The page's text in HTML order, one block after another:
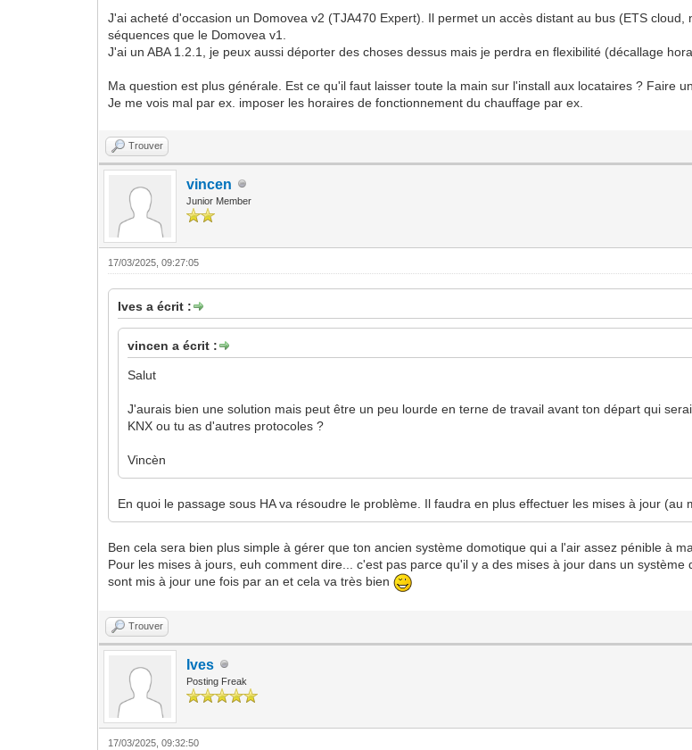
J'ai acheté d'occasion un Domovea v2 (TJA470 Expert). Il permet un accès distant au bus (ETS
séquences que le Domovea v1.
J'ai un ABA 1.2.1, je peux aussi déporter des choses dessus mais je perdra en flexibilité (décallage
Ma question est plus générale. Est ce qu'il faut laisser toute la main sur l'install aux locataires ? Faire
Je me vois mal par ex. imposer les horaires de fonctionnement du chauffage par ex.
Trouver
vincen
Junior Member
17/03/2025, 09:27:05
Ives a écrit :
vincen a écrit :
Salut
J'aurais bien une solution mais peut être un peu lourde en terne de travail avant ton départ qui
KNX ou tu as d'autres protocoles ?
Vincèn
En quoi le passage sous HA va résoudre le problème. Il faudra en plus effectuer les mises à jour (au
Ben cela sera bien plus simple à gérer que ton ancien système domotique qui a l'air assez pénible à
Pour les mises à jours, euh comment dire... c'est pas parce qu'il y a des mises à jour dans un
sont mis à jour une fois par an et cela va très bien
Trouver
Ives
Posting Freak
17/03/2025, 09:32:50